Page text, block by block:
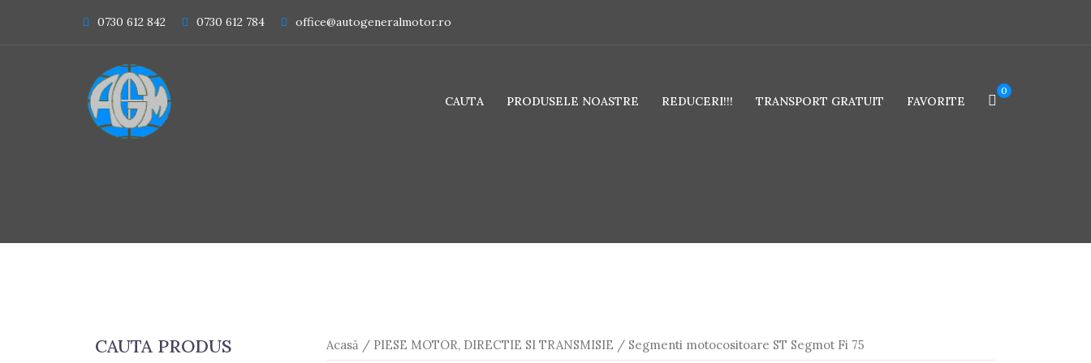
0730 612 842 0730 612 784 office@autogeneralmotor.ro
CAUTA PRODUSELE NOASTRE REDUCERI!!! TRANSPORT GRATUIT FAVORITE
0
Acasă / PIESE MOTOR, DIRECTIE SI TRANSMISIE / Segmenti motocositoare ST Segmot Fi 75
CAUTA PRODUS